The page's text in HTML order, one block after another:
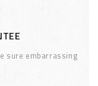
sure embarrassing